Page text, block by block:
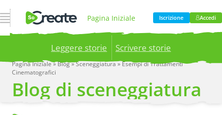
Apri Navigazione Pagina Iniziale
Prodotto Prezzi
Blog Azienda
Iscrizione Accedi
Leggere storie Scrivere storie
Publish your stories to a global audience.
now!
Pagina Iniziale»Blog»Sceneggiatura»Esempi di Trattamenti
Cinematografici
Blog di sceneggiatura